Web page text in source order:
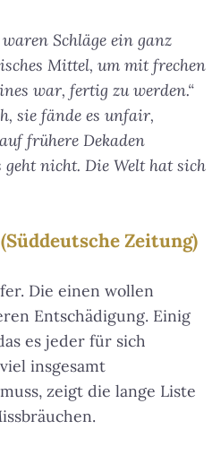
Schläge ein ganz
Mittel, um mit frechen
war, fertig zu werden.“
sie fände es unfair,
frühere Dekaden
geht nicht. Die Welt hat sich
Zeitung)
Die einen wollen
Entschädigung. Einig
es jeder für sich
insgesamt
zeigt die lange Liste